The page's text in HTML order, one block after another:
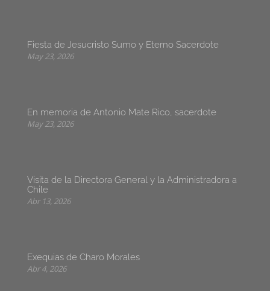
Fiesta de Jesucristo Sumo y Eterno Sacerdote
May 23, 2026
En memoria de Antonio Mate Rico, sacerdote
May 23, 2026
Visita de la Directora General y la Administradora a
Chile
Abr 13, 2026
Exequias de Charo Morales
Abr 4, 2026